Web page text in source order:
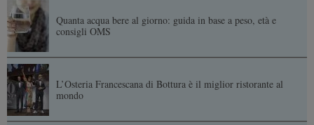
Quanta acqua bere al giorno: guida in base a peso, età e
consigli OMS
L’Osteria Francescana di Bottura è il miglior ristorante al
mondo